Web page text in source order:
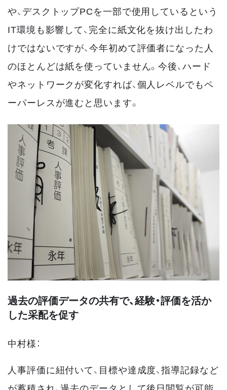
や、デスクトップPCを一部で使用しているという
IT環境も影響して、完全に紙文化を抜け出したわ
けではないですが、今年初めて評価者になった人
のほとんどは紙を使っていません。今後、ハード
やネットワークが変化すれば、個人レベルでもペ
ーパーレスが進むと思います。
過去の評価データの共有で、経験・評価を活か
した采配を促す
中村様：
人事評価に紐付いて、目標や達成度、指導記録など